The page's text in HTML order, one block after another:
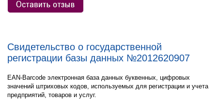
Свидетельство о государственной
регистрации базы данных №2012620907
EAN-Barcode электронная база данных буквенных, цифровых
значений штриховых кодов, используемых для регистрации и учета
предприятий, товаров и услуг.